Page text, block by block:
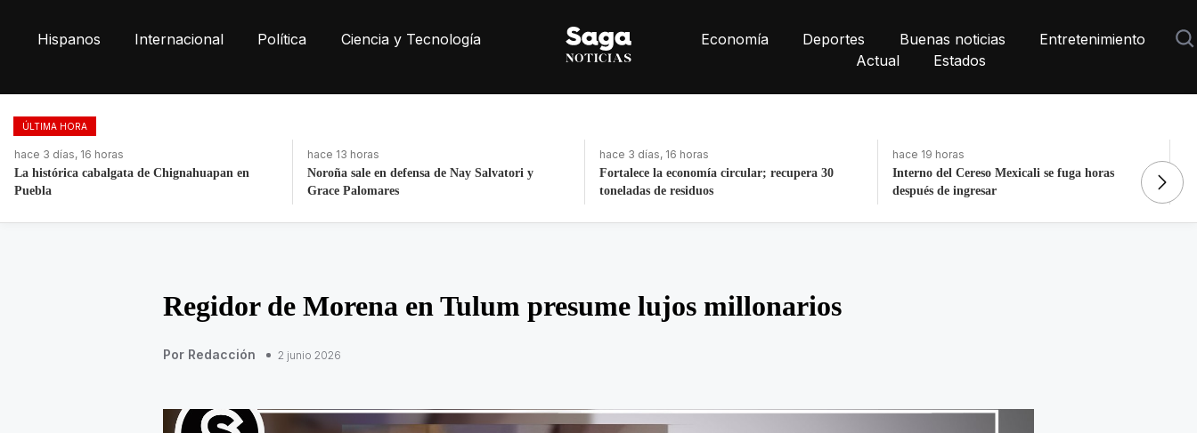
Hispanos Internacional Política Ciencia y Tecnología Economía Deportes Buenas noticias
Entretenimiento
Actual
Estados
ÚLTIMA HORA
hace 13 horas
Noroña sale en defensa de Nay Salvatori y
Grace Palomares
hace 3 días, 16 horas
Fortalece la economía circular; recupera 30
toneladas de residuos
hace 19 horas
Interno del Cereso Mexicali se fuga horas
después de ingresar
hace 14 horas
Detienen a expolicía de Texas tras triple
homicidio en Saltillo
Regidor de Morena en Tulum presume lujos millonarios
Por Redacción 2 junio 2026